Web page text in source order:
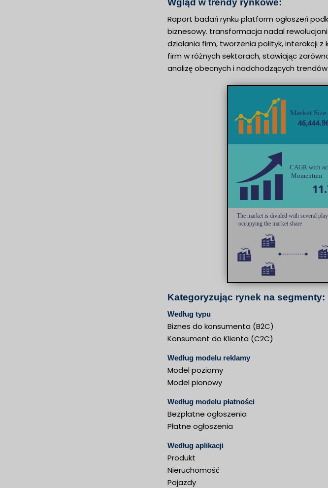
Wgląd w trendy rynkowe:
Raport badań rynku platform ogłoszeń
biznesowy. transformacja nadal
działania firm, tworzenia polityk, interakcji
firm w różnych sektorach, stawiając
analizę obecnych i nadchodzących
Kategoryzując rynek na segmenty:
Według typu
Biznes do konsumenta (B2C)
Konsument do Klienta (C2C)
Według modelu reklamy
Model poziomy
Model pionowy
Według modelu płatności
Bezpłatne ogłoszenia
Płatne ogłoszenia
Według aplikacji
Produkt
Nieruchomość
Pojazdy